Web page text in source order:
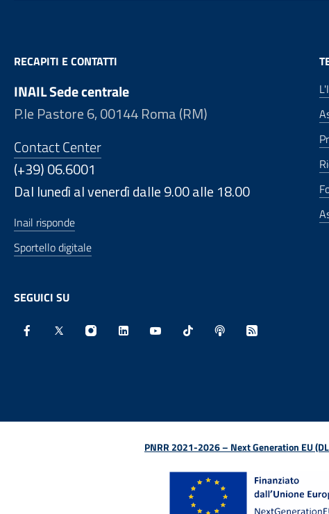
RECAPITI E CONTATTI
INAIL Sede centrale
P.le Pastore 6, 00144 Roma (RM)
Contact Center
(+39) 06.6001
Dal lunedì al venerdì dalle 9.00 alle 18.00
Inail risponde
Sportello digitale
SEGUICI SU
PNRR 2021-2026 – Next Generation EU